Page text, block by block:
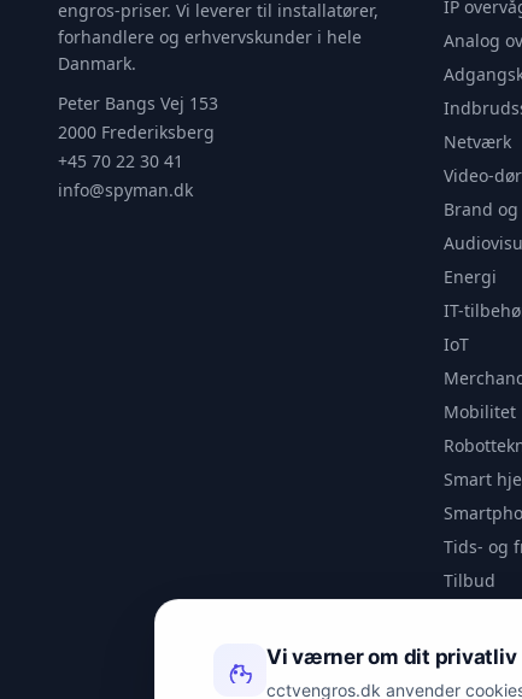
engros-priser. Vi leverer til installatører,
forhandlere og erhvervskunder i hele
Danmark.
Peter Bangs Vej 153
2000 Frederiksberg
+45 70 22 30 41
info@spyman.dk
IP
Analog
Netværk
Video-
Brand
Energi
IT-
IoT
Mobilitet
Smart
Tids- og
Tilbud
Outlet
Vi værner om dit privatliv
cctvengros.dk anvender